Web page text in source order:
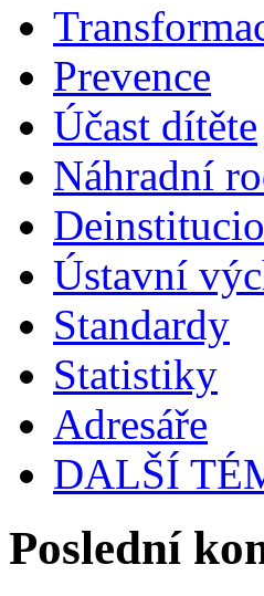
Prevence
Účast dítěte
Náhradní
Ústavní
Standardy
Statistiky
Adresáře
DALŠÍ
Poslední